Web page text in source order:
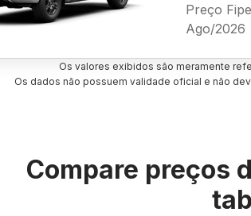
Preço
Ago/2026
Os valores exibidos são meramente
Os dados não possuem validade oficial e não
Compare preços